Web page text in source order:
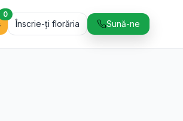
0
Înscrie-ți florăria Sună-ne